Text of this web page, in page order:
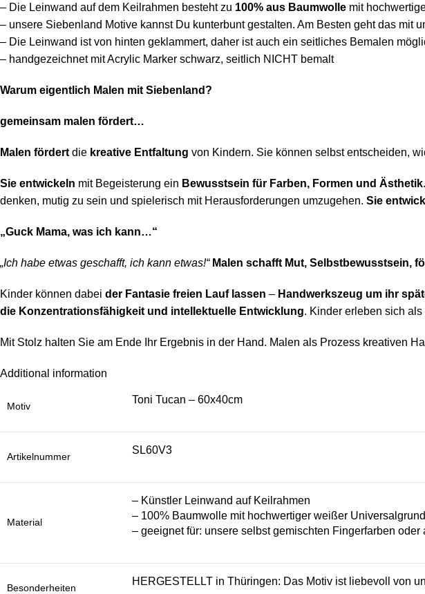
– Die Leinwand auf dem Keilrahmen bestehtzu 100% aus Baumwolle mit
– unsere Siebenland Motive kannst Du kunterbunt gestalten. Am Besten geht das mit
– Die Leinwand ist von hinten geklammert, daher ist auch ein seitliches Bemalen
– handgezeichnet mit Acrylic Marker schwarz, seitlich NICHT bemalt
Warum eigentlich Malen mit Siebenland?
gemeinsam malen fördert…
Malen fördert die kreative Entfaltung von Kindern. Sie können selbst entscheiden,
Sie entwickeln mit Begeisterung ein Bewusstsein für Farben, Formen und Ästhetik
denken, mutig zu sein und spielerisch mit Herausforderungen umzugehen. Sie
„Guck Mama, was ich kann…“
„Ich habe etwas geschafft, ich kann etwas!“ Malen schafft Mut, Selbstbewusstsein,
Kinder können dabei der Fantasie freien Lauf lassen – Handwerkszeug um ihr
die Konzentrationsfähigkeit und intellektuelle Entwicklung. Kinder erleben sich
Mit Stolz halten Sie am Ende Ihr Ergebnis in der Hand. Malen als Prozess kreativen
Additional information
Motiv
Toni Tucan – 60x40cm
Artikelnummer
SL60V3
Material
– Künstler Leinwand auf Keilrahmen
– 100% Baumwolle mit hochwertiger weißer
– geeignet für: unsere selbst gemischten Fingerfarben oder
Besonderheiten
HERGESTELLT in Thüringen: Das Motiv ist liebevoll von